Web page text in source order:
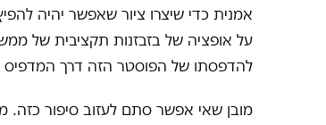
אמנית כדי שיצרו ציור שאפשר יהיה
על אופציה של בזבזנות תקציבית של
להדפסתו של הפוסטר הזה דרך המדפיס
מובן שאי אפשר סתם לעזוב סיפור